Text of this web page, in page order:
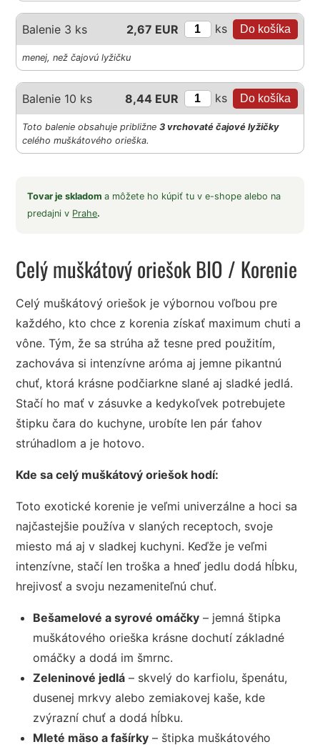
Balenie 3 ks 2,67 EUR ks
menej, než čajovú lyžičku
Balenie 10 ks 8,44 EUR ks
Toto balenie obsahuje približne3 vrchovaté čajové lyžičky
celého muškátového orieška.
Tovar je skladoma môžete ho kúpiť tu v e-shope alebo na
predajni v Prahe.
Celý muškátový oriešok BIO / Korenie
Celý muškátový oriešok je výbornou voľbou pre
každého, kto chce z korenia získať maximum chuti a
vône. Tým, že sa strúha až tesne pred použitím,
zachováva si intenzívne aróma aj jemne pikantnú
chuť, ktorá krásne podčiarkne slané aj sladké jedlá.
Stačí ho mať v zásuvke a kedykoľvek potrebujete
štipku čara do kuchyne, urobíte len pár ťahov
strúhadlom a je hotovo.
Kde sa celý muškátový oriešok hodí:
Toto exotické korenie je veľmi univerzálne a hoci sa
najčastejšie používa v slaných receptoch, svoje
miesto má aj v sladkej kuchyni. Keďže je veľmi
intenzívne, stačí len troška a hneď jedlu dodá hĺbku,
hrejivosť a svoju nezameniteľnú chuť.
Bešamelové a syrové omáčky – jemná štipka
muškátového orieška krásne dochutí základné
omáčky a dodá im šmrnc.
Zeleninové jedlá – skvelý do karfiolu, špenátu,
dusenej mrkvy alebo zemiakovej kaše, kde
zvýrazní chuť a dodá hĺbku.
Mleté mäso a fašírky – štipka muškátového